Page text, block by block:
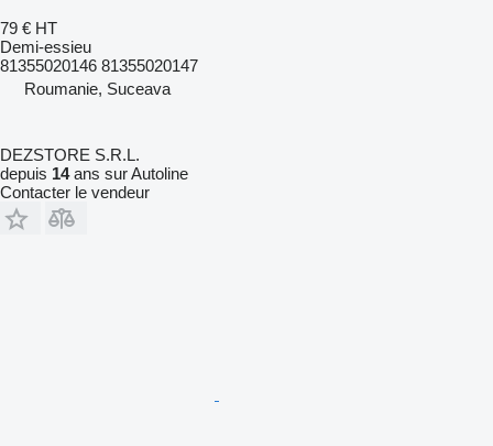
79 € HT
Demi-essieu
81355020146 81355020147
Roumanie, Suceava
DEZSTORE S.R.L.
depuis 14ans sur Autoline
Contacter le vendeur